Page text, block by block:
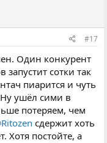
#17
Один конкурент
сотки так
пиарится и чуть
Ну ушёл сими в
потеряем, чем
сдержит хоть
Хотя постойте, а